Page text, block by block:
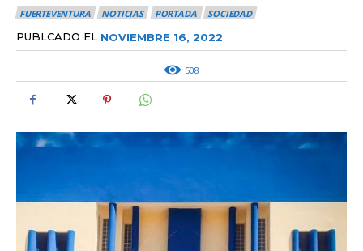
FUERTEVENTURA NOTICIAS PORTADA SOCIEDAD
PUBLCADO EL NOVIEMBRE 16, 2022
508